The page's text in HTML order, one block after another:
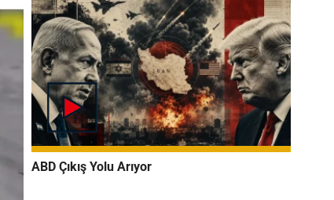
ABD Çıkış Yolu Arıyor